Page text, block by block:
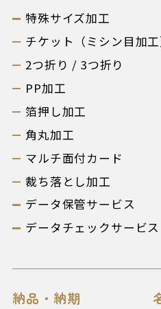
特殊サイズ加工
チケット（ミシン目加工
2つ折り / 3つ折り
PP加工
箔押し加工
角丸加工
マルチ面付カード
裁ち落とし加工
データ保管サービス
データチェックサービス
納品・納期